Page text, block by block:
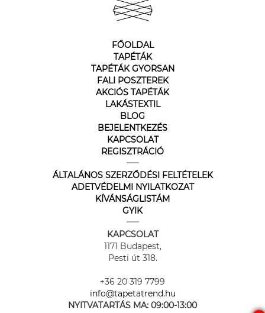
FŐOLDAL
TAPÉTÁK
TAPÉTÁK GYORSAN
FALI POSZTEREK
AKCIÓS TAPÉTÁK
LAKÁSTEXTIL
BLOG
BEJELENTKEZÉS
KAPCSOLAT
REGISZTRÁCIÓ
ÁLTALÁNOS SZERZŐDÉSI FELTÉTELEK
ADETVÉDELMI NYILATKOZAT
KÍVÁNSÁGLISTÁM
GYIK
KAPCSOLAT
1171 Budapest,
Pesti út 318.
+36 20 319 7799
info@tapetatrend.hu
NYITVATARTÁS MA: 09:00-13:00